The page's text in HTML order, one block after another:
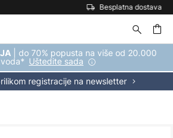
dostava za kupnju iznad 69 €
| do 70% popusta na više od 20.000
Uštedite sada
registracije na newsletter